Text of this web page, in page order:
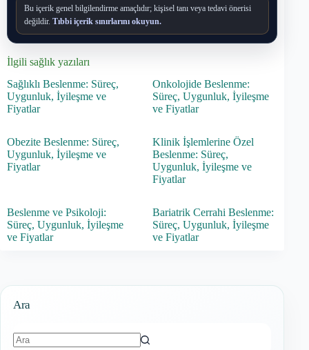
Bu içerik genel bilgilendirme amaçlıdır; kişisel tanı veya tedavi önerisi
değildir. Tıbbi içerik sınırlarını okuyun.
İlgili sağlık yazıları
Sağlıklı Beslenme: Süreç,
Uygunluk, İyileşme ve
Fiyatlar
Onkolojide Beslenme:
Süreç, Uygunluk, İyileşme
ve Fiyatlar
Obezite Beslenme: Süreç,
Uygunluk, İyileşme ve
Fiyatlar
Klinik İşlemlerine Özel
Beslenme: Süreç,
Uygunluk, İyileşme ve
Fiyatlar
Beslenme ve Psikoloji:
Süreç, Uygunluk, İyileşme
ve Fiyatlar
Bariatrik Cerrahi Beslenme:
Süreç, Uygunluk, İyileşme
ve Fiyatlar
Ara